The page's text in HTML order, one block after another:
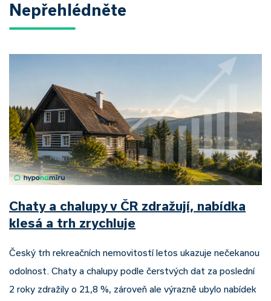
Nepřehlédněte
Chaty a chalupy v ČR zdražují, nabídka
klesá a trh zrychluje
Český trh rekreačních nemovitostí letos ukazuje nečekanou
odolnost. Chaty a chalupy podle čerstvých dat za poslední
2 roky zdražily o 21,8 %, zároveň ale výrazně ubylo nabídek